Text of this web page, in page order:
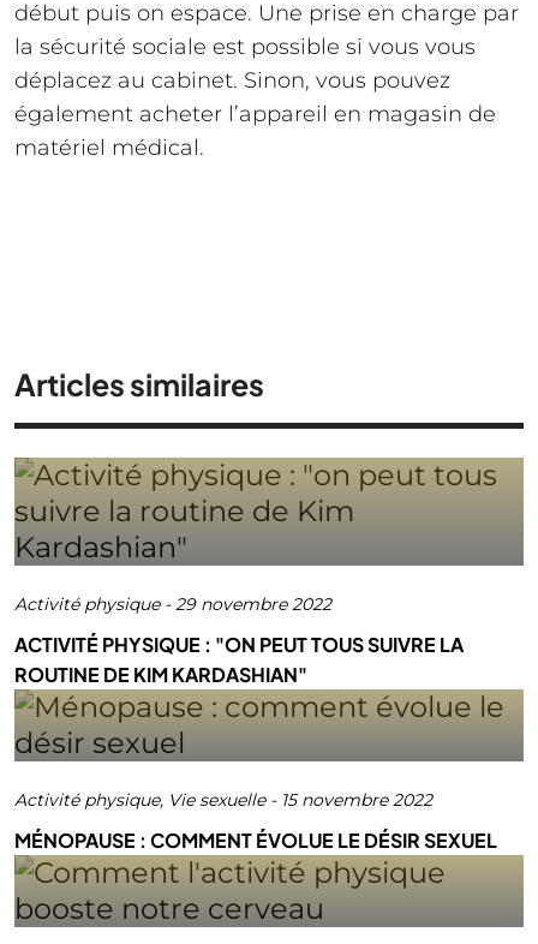
début puis on espace. Une prise en charge par
la sécurité sociale est possible si vous vous
déplacez au cabinet. Sinon, vous pouvez
également acheter l’appareil en magasin de
matériel médical.
Articles similaires
Activité physique-29 novembre 2022
ACTIVITÉ PHYSIQUE : "ON PEUT TOUS SUIVRE LA
ROUTINE DE KIM KARDASHIAN"
Activité physique, Vie sexuelle- 15 novembre 2022
MÉNOPAUSE : COMMENT ÉVOLUE LE DÉSIR SEXUEL